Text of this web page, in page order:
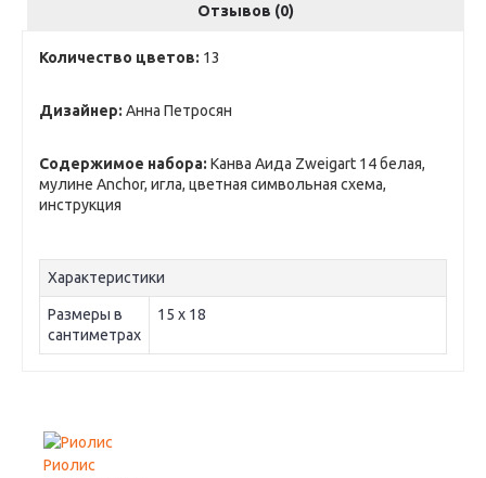
Отзывов (0)
Количество цветов: 13
Дизайнер: Анна Петросян
Содержимое набора: Канва Аида Zweigart 14 белая,
мулине Anchor, игла, цветная символьная схема,
инструкция
Характеристики
Размеры в
сантиметрах
15 x 18
Риолис